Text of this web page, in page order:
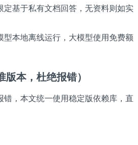
定基于私有文档回答，无资料则如实
型本地离线运行，大模型使用免费额
本，杜绝报错）
错，本文统一使用稳定版依赖库，直